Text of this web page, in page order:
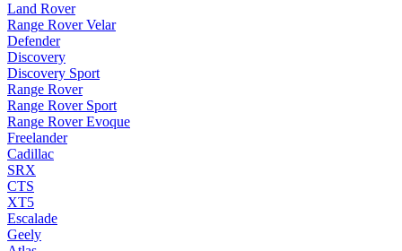
Land Rover
Range Rover Velar
Defender
Discovery
Discovery Sport
Range Rover
Range Rover Sport
Range Rover Evoque
Freelander
Cadillac
SRX
CTS
XT5
Escalade
Geely